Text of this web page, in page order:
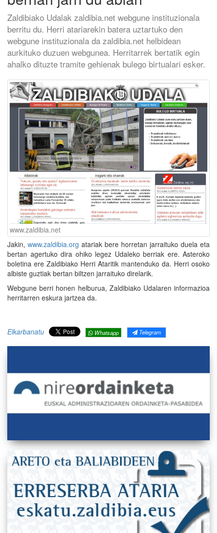
Zaldibiako Udalak zaldibia.net webgune instituzionala
berritu du. Herri atariarekin batera uztartuko den
webgune instituzionala da zaldibia.net helbidean
aurkituko duzuen webgunea. Herritarrek bertatik egin
ahalko dituzte tramite gehienak bulego birtualari esker.
www.zaldibia.net
Jakin, www.zaldibia.org atariak bere horretan jarraituko duela eta
bertan agertuko dira ohiko legez Udaleko berriak ere. Asteroko
boletina ere Zaldibiako Herri Ataritik mantenduko da. Herri osoko
albiste guztiak bertan biltzen jarraituko direlarik.
Webgune berri honen helburua, Zaldibiako Udalaren informazioa
herritarren eskura jartzea da.
Elkarbanatu Whatsapp Telegram